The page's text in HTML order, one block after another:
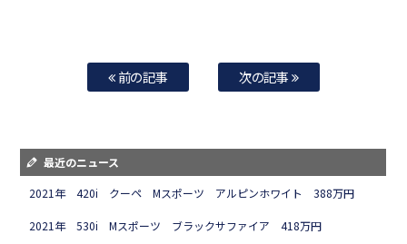
前の記事 次の記事
最近のニュース
2021年 420i クーペ Mスポーツ アルピンホワイト 388万円
2021年 530i Mスポーツ ブラックサファイア 418万円